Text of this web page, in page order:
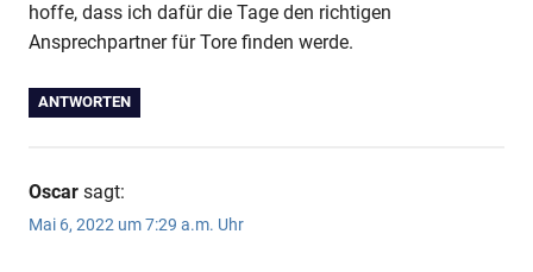
hoffe, dass ich dafür die Tage den richtigen
Ansprechpartner für Tore finden werde.
ANTWORTEN
Oscar sagt:
Mai 6, 2022 um 7:29 a.m. Uhr